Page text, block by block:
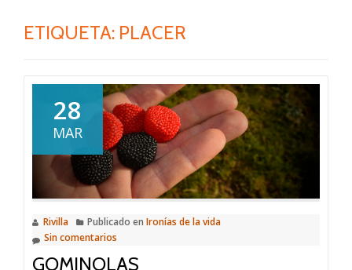
ETIQUETA: PLACER
28
MAR
Rivilla Publicado en Ironías de la vida
Sin comentarios
GOMINOLAS